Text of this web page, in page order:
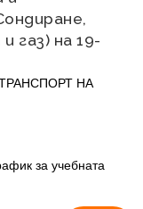
газ) на 19-
НА
за учебната